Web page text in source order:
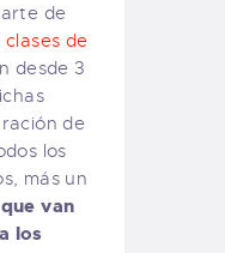
de
clases de
desde 3
de
los
más un
van
los